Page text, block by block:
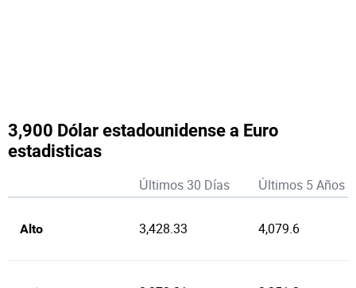
3,900 Dólar estadounidense a Euro
estadisticas
Últimos 30 Días Últimos 5 Años
Alto 3,428.33 4,079.6